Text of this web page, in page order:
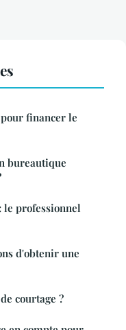
financer le
bureautique
le professionnel
d'obtenir une
courtage ?